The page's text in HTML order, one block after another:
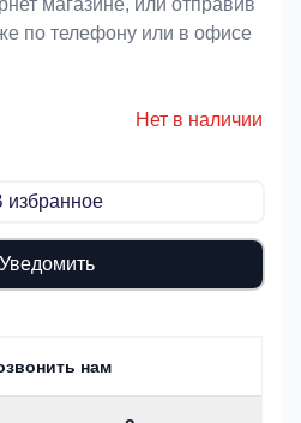
магазине, или отправив
по телефону или в офисе
Нет в наличии
избранное
Уведомить
нам